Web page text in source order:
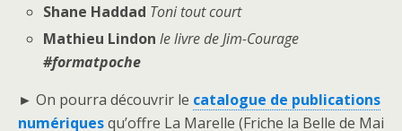
Shane Haddad Toni tout court
Mathieu Lindon le livre de Jim-Courage
#formatpoche
► On pourra découvrir le catalogue de publications
numériquesqu’offre La Marelle (Friche la Belle de Mai